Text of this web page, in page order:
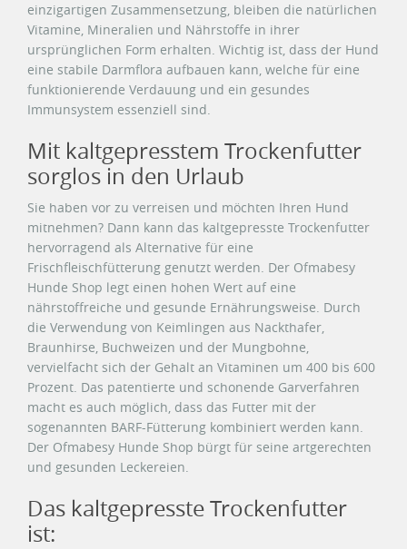
einzigartigen Zusammensetzung, bleiben die natürlichen
Vitamine, Mineralien und Nährstoffe in ihrer
ursprünglichen Form erhalten. Wichtig ist, dass der Hund
eine stabile Darmflora aufbauen kann, welche für eine
funktionierende Verdauung und ein gesundes
Immunsystem essenziell sind.
Mit kaltgepresstem Trockenfutter
sorglos in den Urlaub
Sie haben vor zu verreisen und möchten Ihren Hund
mitnehmen? Dann kann das kaltgepresste Trockenfutter
hervorragend als Alternative für eine
Frischfleischfütterung genutzt werden. Der Ofmabesy
Hunde Shop legt einen hohen Wert auf eine
nährstoffreiche und gesunde Ernährungsweise. Durch
die Verwendung von Keimlingen aus Nackthafer,
Braunhirse, Buchweizen und der Mungbohne,
vervielfacht sich der Gehalt an Vitaminen um 400 bis 600
Prozent. Das patentierte und schonende Garverfahren
macht es auch möglich, dass das Futter mit der
sogenannten BARF-Fütterung kombiniert werden kann.
Der Ofmabesy Hunde Shop bürgt für seine artgerechten
und gesunden Leckereien.
Das kaltgepresste Trockenfutter
ist: